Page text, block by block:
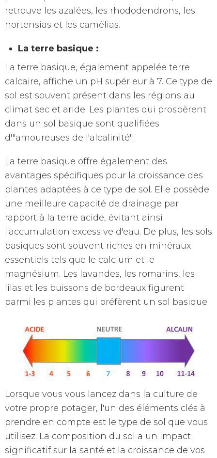
retrouve les azalées, les rhododendrons, les
hortensias et les camélias.
La terre basique :
La terre basique, également appelée terre
calcaire, affiche un pH supérieur à 7. Ce type de
sol est souvent présent dans les régions au
climat sec et aride. Les plantes qui prospèrent
dans un sol basique sont qualifiées
d'"amoureuses de l'alcalinité".
La terre basique offre également des
avantages spécifiques pour la croissance des
plantes adaptées à ce type de sol. Elle possède
une meilleure capacité de drainage par
rapport à la terre acide, évitant ainsi
l'accumulation excessive d'eau. De plus, les sols
basiques sont souvent riches en minéraux
essentiels tels que le calcium et le
magnésium. Les lavandes, les romarins, les
lilas et les buissons de bordeaux figurent
parmi les plantes qui préfèrent un sol basique.
Lorsque vous vous lancez dans la culture de
votre propre potager, l'un des éléments clés à
prendre en compte est le type de sol que vous
utilisez. La composition du sol a un impact
significatif sur la santé et la croissance de vos